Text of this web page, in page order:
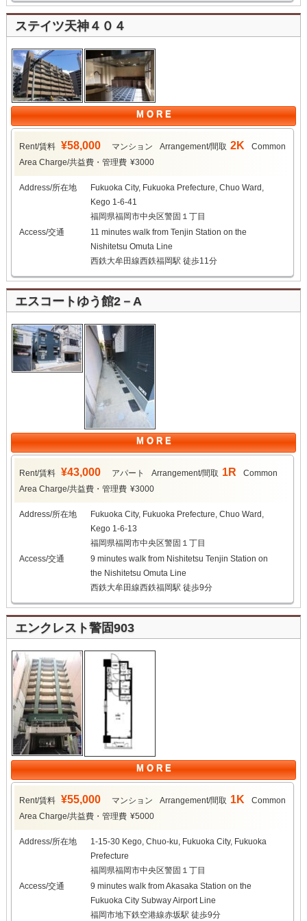
ステイツ天神４０４
M O R E
Rent/賃料 ¥58,000 マンション Arrangement/間取 2K
Common
Area Charge/共益費・管理費 ¥3000
Address/所在地
Fukuoka City, Fukuoka Prefecture, Chuo Ward,
Kego 1-6-41
福岡県福岡市中央区警固１丁目
Access/交通
11 minutes walk from Tenjin Station on the
Nishitetsu Omuta Line
西鉄大牟田線西鉄福岡駅 徒歩11分
エスコートゆう館2－A
M O R E
Rent/賃料 ¥43,000 アパート Arrangement/間取 1R
Common
Area Charge/共益費・管理費 ¥3000
Address/所在地
Fukuoka City, Fukuoka Prefecture, Chuo Ward,
Kego 1-6-13
福岡県福岡市中央区警固１丁目
Access/交通
9 minutes walk from Nishitetsu Tenjin Station on
the Nishitetsu Omuta Line
西鉄大牟田線西鉄福岡駅 徒歩9分
エンクレスト警固903
M O R E
Rent/賃料 ¥55,000 マンション Arrangement/間取 1K
Common
Area Charge/共益費・管理費 ¥5000
Address/所在地
1-15-30 Kego, Chuo-ku, Fukuoka City, Fukuoka
Prefecture
福岡県福岡市中央区警固１丁目
Access/交通
9 minutes walk from Akasaka Station on the
Fukuoka City Subway Airport Line
福岡市地下鉄空港線赤坂駅 徒歩9分